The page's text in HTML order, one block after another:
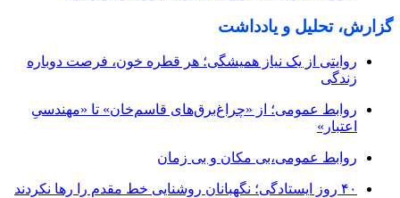
گزارش، تحلیل و یادداشت
روایتی از یک نیاز همیشگی؛ هر قطره خون، فرصت دوباره
زندگی
روابط عمومی؛ از «چراغ‌برق‌های قاسم‌خان» تا «مهندسیِ
اعتبار»
روابط عمومی،بی مکان و بی زمان
۴۰ روز ایستادگی؛ نگهبانان روشنایی خط مقدم را رها نکردند